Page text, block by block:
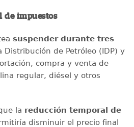
de impuestos
suspender durante tres
de Petróleo (IDP) y
compra y venta de
regular, diésel y otros
la reducción temporal de
disminuir el precio final